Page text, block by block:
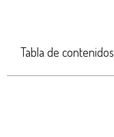
Tabla de contenidos